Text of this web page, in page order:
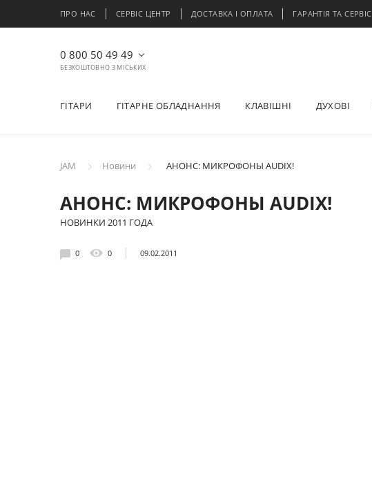
ПРО НАС СЕРВІС ЦЕНТР ДОСТАВКА І ОПЛАТА ГАРАНТІЯ ТА СЕРВІС
0 800 50 49 49
БЕЗКОШТОВНО З МІСЬКИХ
ГІТАРИ ГІТАРНЕ ОБЛАДНАННЯ КЛАВІШНІ ДУХОВІ
JAM Новини АНОНС: МИКРОФОНЫ AUDIX!
АНОНС: МИКРОФОНЫ AUDIX!
НОВИНКИ 2011 ГОДА
0 0 09.02.2011